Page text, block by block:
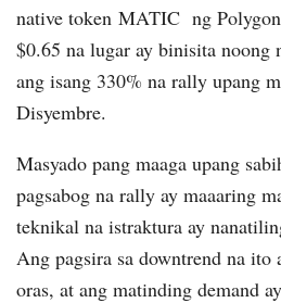
native token MATIC ng
$0.65 na lugar ay binisita noong
ang isang 330% na rally upang
Disyembre.
Masyado pang maaga upang
pagsabog na rally ay maaaring
teknikal na istraktura ay
Ang pagsira sa downtrend na ito
oras, at ang matinding demand